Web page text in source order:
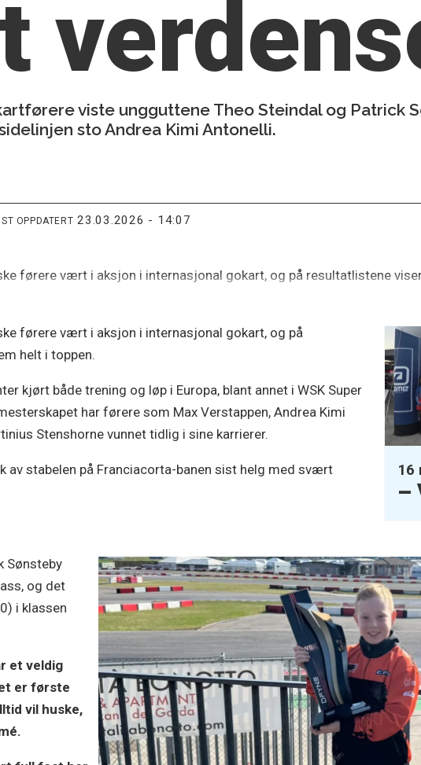
viste ungguttene Theo Steindal og Patrick
sto Andrea Kimi Antonelli.
OPPDATERT 23.03.2026 - 14:07
førere vært i aksjon i internasjonal gokart, og på resultatlistene
16
–
førere vært i aksjon i internasjonal gokart, og på
helt i toppen.
kjørt både trening og løp i Europa, blant annet i WSK Super
har førere som Max Verstappen, Andrea Kimi
Stenshorne vunnet tidlig i sine karrierer.
av stabelen på Franciacorta-banen sist helg med svært
Sønsteby
og det
i klassen
et veldig
er første
vil huske,